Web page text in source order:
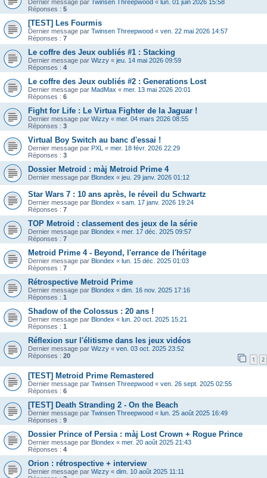
Dernier message par Twinsen Threepwood « lun. 01 juin 2026 15:58
Réponses : 5
[TEST] Les Fourmis
Dernier message par Twinsen Threepwood « ven. 22 mai 2026 14:57
Réponses : 7
Le coffre des Jeux oubliés #1 : Stacking
Dernier message par Wizzy « jeu. 14 mai 2026 09:59
Réponses : 4
Le coffre des Jeux oubliés #2 : Generations Lost
Dernier message par MadMax « mer. 13 mai 2026 20:01
Réponses : 6
Fight for Life : Le Virtua Fighter de la Jaguar !
Dernier message par Wizzy « mer. 04 mars 2026 08:55
Réponses : 3
Virtual Boy Switch au banc d'essai !
Dernier message par PXL « mer. 18 févr. 2026 22:29
Réponses : 3
Dossier Metroid : màj Metroid Prime 4
Dernier message par Blondex « jeu. 29 janv. 2026 01:12
Star Wars 7 : 10 ans après, le réveil du Schwartz
Dernier message par Blondex « sam. 17 janv. 2026 19:24
Réponses : 7
TOP Metroid : classement des jeux de la série
Dernier message par Blondex « mer. 17 déc. 2025 09:57
Réponses : 7
Metroid Prime 4 - Beyond, l'errance de l'héritage
Dernier message par Blondex « lun. 15 déc. 2025 01:03
Réponses : 7
Rétrospective Metroid Prime
Dernier message par Blondex « dim. 16 nov. 2025 17:16
Réponses : 1
Shadow of the Colossus : 20 ans !
Dernier message par Blondex « lun. 20 oct. 2025 15:21
Réponses : 1
Réflexion sur l'élitisme dans les jeux vidéos
Dernier message par Wizzy « ven. 03 oct. 2025 23:52
Réponses : 20 1 2
[TEST] Metroid Prime Remastered
Dernier message par Twinsen Threepwood « ven. 26 sept. 2025 02:55
Réponses : 6
[TEST] Death Stranding 2 - On the Beach
Dernier message par Twinsen Threepwood « lun. 25 août 2025 16:49
Réponses : 9
Dossier Prince of Persia : màj Lost Crown + Rogue Prince
Dernier message par Blondex « mer. 20 août 2025 21:43
Réponses : 4
Orion : rétrospective + interview
Dernier message par Wizzy « dim. 10 août 2025 11:11